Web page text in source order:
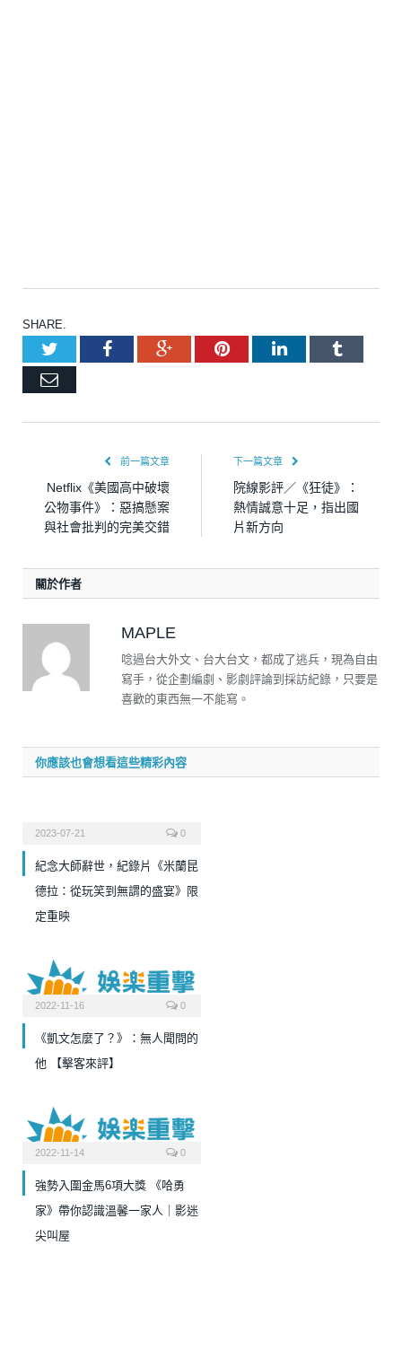
SHARE.
TwitterFacebookGoogle+PinterestLinkedInTumblr
Email
前一篇文章
Netflix《美國高中破壞
公物事件》：惡搞懸案
與社會批判的完美交錯
下一篇文章
院線影評／《狂徒》：
熱情誠意十足，指出國
片新方向
關於作者
MAPLE
唸過台大外文、台大台文，都成了逃兵，現為自由
寫手，從企劃編劇、影劇評論到採訪紀錄，只要是
喜歡的東西無一不能寫。
你應該也會想看這些精彩內容
2023-07-21 0
紀念大師辭世，紀錄片《米蘭昆
德拉：從玩笑到無謂的盛宴》限
定重映
2022-11-16 0
《凱文怎麼了？》：無人聞問的
他 【擊客來評】
2022-11-14 0
強勢入圍金馬6項大獎 《哈勇
家》帶你認識溫馨一家人｜影迷
尖叫屋